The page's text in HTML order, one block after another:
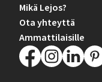
Mikä Lejos?
Ota yhteyttä
Ammattilaisille